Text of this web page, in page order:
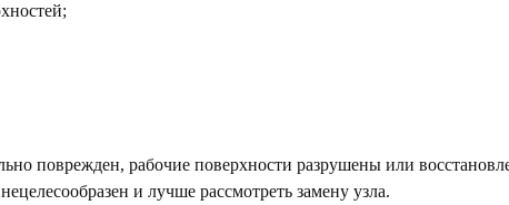
поврежден, рабочие поверхности разрушены или
и лучше рассмотреть замену узла.